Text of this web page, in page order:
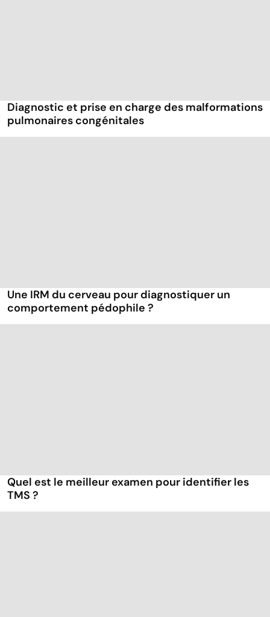
Diagnostic et prise en charge des malformations
pulmonaires congénitales
Une IRM du cerveau pour diagnostiquer un
comportement pédophile ?
Quel est le meilleur examen pour identifier les
TMS ?